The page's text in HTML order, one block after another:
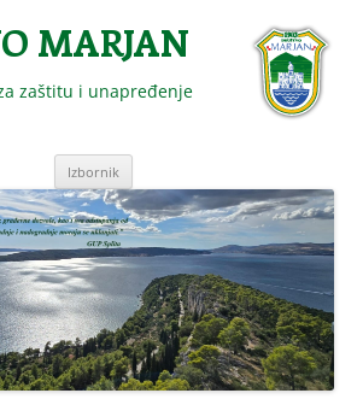
MARJAN
zaštitu i unapređenje
Izbornik Skoči
sadržaja